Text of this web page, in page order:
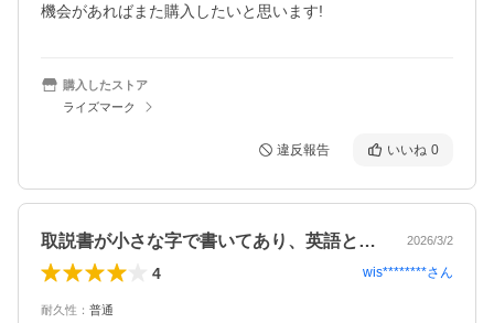
機会があればまた購入したいと思います!
購入したストア
ライズマーク
違反報告 いいね 0
取説書が小さな字で書いてあり、英語と中… 2026/3/2
4 wis********さん
耐久性 ： 普通